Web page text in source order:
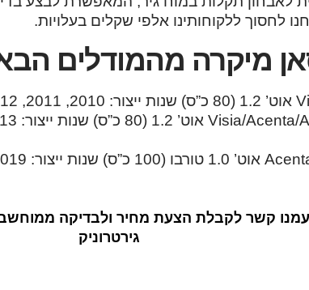
לחסוך ללקוחותינו אלפי שקלים בעלויות.
מיקרה מהמודלים
עמנו קשר לקבלת הצעת מחיר ולבדיקה
גירטרוניק